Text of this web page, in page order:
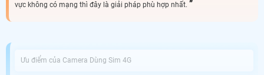
vực không có mạng thì đây là giải pháp phù hợp nhất.
Ưu điểm của Camera Dùng Sim 4G